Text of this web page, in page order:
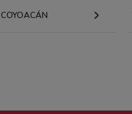
COYOACÁN